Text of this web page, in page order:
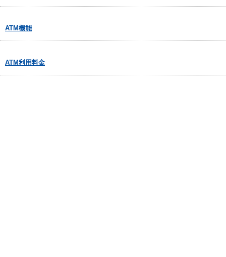
ATM機能
ATM利用料金